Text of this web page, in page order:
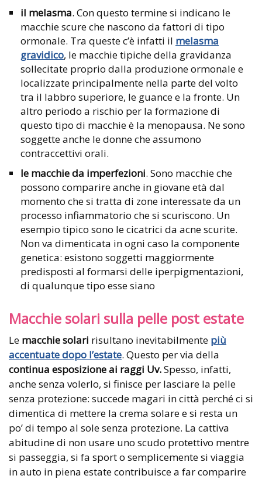
il melasma. Con questo termine si indicano le
macchie scure che nascono da fattori di tipo
ormonale. Tra queste c’è infatti il melasma
gravidico, le macchie tipiche della gravidanza
sollecitate proprio dalla produzione ormonale e
localizzate principalmente nella parte del volto
tra il labbro superiore, le guance e la fronte. Un
altro periodo a rischio per la formazione di
questo tipo di macchie è la menopausa. Ne sono
soggette anche le donne che assumono
contraccettivi orali.
le macchie da imperfezioni. Sono macchie che
possono comparire anche in giovane età dal
momento che si tratta di zone interessate da un
processo infiammatorio che si scuriscono. Un
esempio tipico sono le cicatrici da acne scurite.
Non va dimenticata in ogni caso la componente
genetica: esistono soggetti maggiormente
predisposti al formarsi delle iperpigmentazioni,
di qualunque tipo esse siano
Macchie solari sulla pelle post estate
Le macchie solari risultano inevitabilmente più
accentuate dopo l’estate. Questo per via della
continua esposizione ai raggi Uv.Spesso, infatti,
anche senza volerlo, si finisce per lasciare la pelle
senza protezione: succede magari in città perché ci si
dimentica di mettere la crema solare e si resta un
po’ di tempo al sole senza protezione. La cattiva
abitudine di non usare uno scudo protettivo mentre
si passeggia, si fa sport o semplicemente si viaggia
in auto in piena estate contribuisce a far comparire